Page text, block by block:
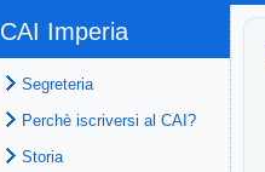
CAI Imperia
Segreteria
Perchè iscriversi al CAI?
Storia